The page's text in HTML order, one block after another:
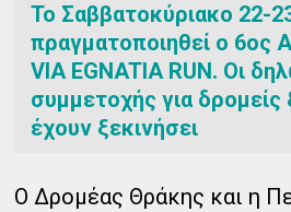
Το Σαββατοκύριακο 22-
πραγματοποιηθεί ο 6ος
VIA EGNATIA RUN. Οι
συμμετοχής για δρομείς
έχουν ξεκινήσει
Ο Δρομέας Θράκης και η